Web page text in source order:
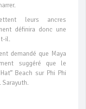
leurs ancres
définira donc une
t-il.
demandé que Maya
suggéré que le
Beach sur Phi Phi
Sarayuth.